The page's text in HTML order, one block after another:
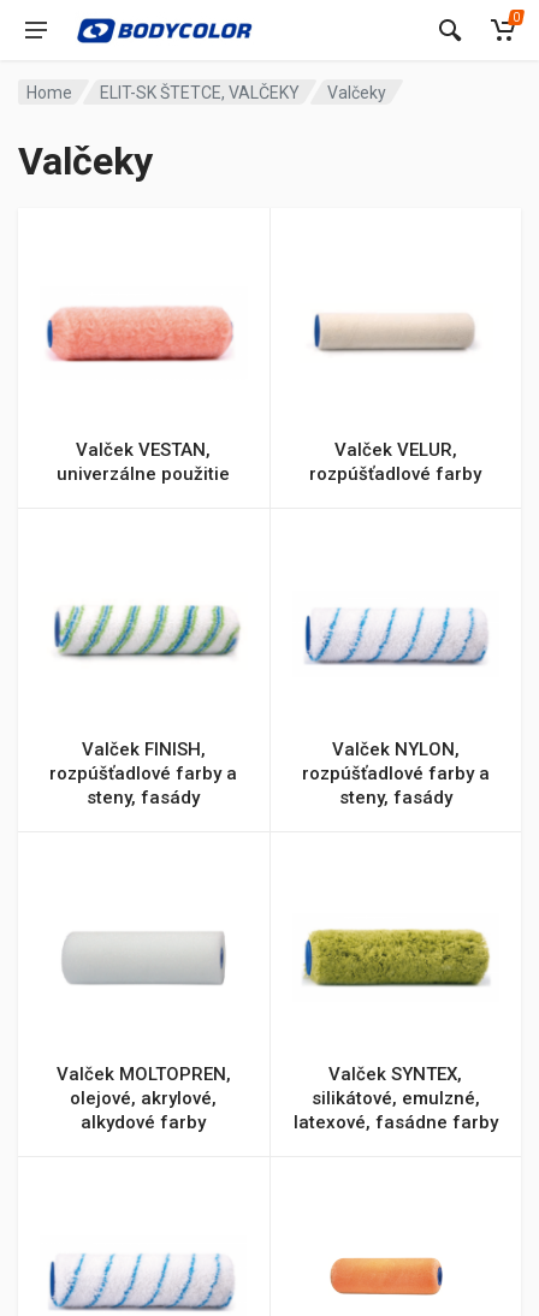
0
Home ELIT-SK ŠTETCE, VALČEKY Valčeky
Valčeky
Valček VESTAN,
univerzálne použitie
Valček VELUR,
rozpúšťadlové farby
Valček FINISH,
rozpúšťadlové farby a
steny, fasády
Valček NYLON,
rozpúšťadlové farby a
steny, fasády
Valček MOLTOPREN,
olejové, akrylové,
alkydové farby
Valček SYNTEX,
silikátové, emulzné,
latexové, fasádne farby